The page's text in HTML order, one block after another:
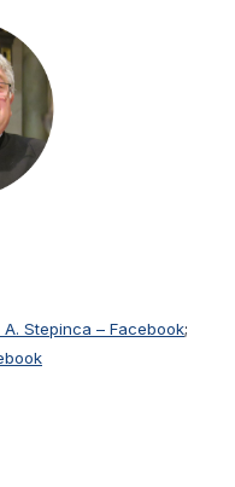
Stepinca – Facebook;